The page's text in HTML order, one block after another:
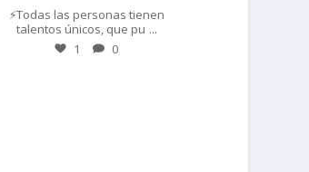
⚡Todas las personas tienen
talentos únicos, que pu ...
1 0